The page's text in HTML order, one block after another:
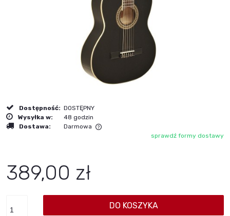
Dostępność: DOSTĘPNY
Wysyłka w:
48 godzin
Dostawa:
Darmowa
Cena nie zawiera ewentualnych kosztów płatnościsprawdź formy dostawy
389,00 zł
DO KOSZYKA